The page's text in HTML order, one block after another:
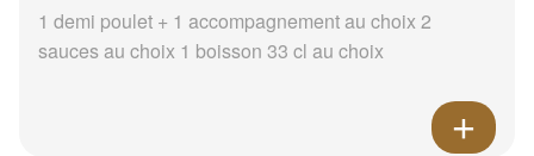
1 demi poulet + 1 accompagnement au choix 2
sauces au choix 1 boisson 33 cl au choix